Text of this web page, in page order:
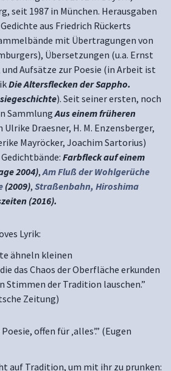
seit 1987 in München. Herausgaben
aus Friedrich Rückerts
mit Übertragungen von
Übersetzungen (u.a. Ernst
und Aufsätze zur Poesie (in Arbeit ist
Die Altersflecken der Sappho.
). Seit seiner ersten, noch
SammlungAus einem früheren
Ulrike Draesner, H. M. Enzensberger,
Mayröcker, Joachim Sartorius)
Farbfleck auf einem
2004),Am Fluß der Wohlgerüche
(2009), Straßenbahn, Hiroshima
(2016).
Lyrik:
ähneln kleinen
das Chaos der Oberfläche erkunden
Stimmen der Tradition lauschen.”
Zeitung)
offen für ‚alles’.” (Eugen
auf Tradition, um mit ihr zu prunken: